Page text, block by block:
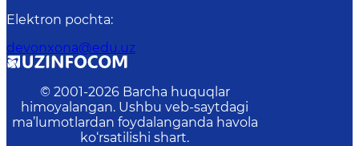
Elektron pochta:
devonxona@edu.uz
© 2001-2026 Barcha huquqlar
himoyalangan. Ushbu veb-saytdagi
ma’lumotlardan foydalanganda havola
ko‘rsatilishi shart.